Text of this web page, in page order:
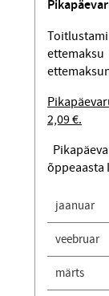
2,09 €.
õppeaasta
jaanuar
veebruar
märts